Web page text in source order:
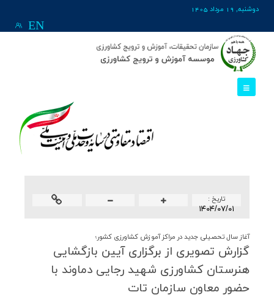
دوشنبه, 19 مرداد 1405
EN
تاريخ :
۱۴۰۴/۰۷/۰۱
آغاز سال تحصیلی جدید در مراکز آموزش کشاورزی کشور؛
گزارش تصویری از برگزاری آیین بازگشایی
هنرستان كشاورزی شهید رجایی دماوند با
حضور معاون سازمان تات